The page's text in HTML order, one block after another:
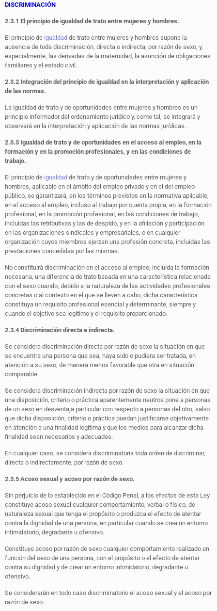
DISCRIMINACIÓN
2.3.1 El principio de igualdad de trato entre mujeres y hombres.
El principio de igualdad de trato entre mujeres y hombres supone la
ausencia de toda discriminación, directa o indirecta, por razón de sexo, y,
especialmente, las derivadas de la maternidad, la asunción de obligaciones
familiares y el estado civil.
2.3.2 Integración del principio de igualdad en la interpretación y aplicación
de las normas.
La igualdad de trato y de oportunidades entre mujeres y hombres es un
principio informador del ordenamiento jurídico y, como tal, se integrará y
observará en la interpretación y aplicación de las normas jurídicas.
2.3.3 Igualdad de trato y de oportunidades en el acceso al empleo, en la
formación y en la promoción profesionales, y en las condiciones de
trabajo.
El principio de igualdad de trato y de oportunidades entre mujeres y
hombres, aplicable en el ámbito del empleo privado y en el del empleo
público, se garantizará, en los términos previstos en la normativa aplicable,
en el acceso al empleo, incluso al trabajo por cuenta propia, en la formación
profesional, en la promoción profesional, en las condiciones de trabajo,
incluidas las retributivas y las de despido, y en la afiliación y participación
en las organizaciones sindicales y empresariales, o en cualquier
organización cuyos miembros ejerzan una profesión concreta, incluidas las
prestaciones concedidas por las mismas.
No constituirá discriminación en el acceso al empleo, incluida la formación
necesaria, una diferencia de trato basada en una característica relacionada
con el sexo cuando, debido a la naturaleza de las actividades profesionales
concretas o al contexto en el que se lleven a cabo, dicha característica
constituya un requisito profesional esencial y determinante, siempre y
cuando el objetivo sea legítimo y el requisito proporcionado.
2.3.4 Discriminación directa e indirecta.
Se considera discriminación directa por razón de sexo la situación en que
se encuentra una persona que sea, haya sido o pudiera ser tratada, en
atención a su sexo, de manera menos favorable que otra en situación
comparable.
Se considera discriminación indirecta por razón de sexo la situación en que
una disposición, criterio o práctica aparentemente neutros pone a personas
de un sexo en desventaja particular con respecto a personas del otro, salvo
que dicha disposición, criterio o práctica puedan justificarse objetivamente
en atención a una finalidad legítima y que los medios para alcanzar dicha
finalidad sean necesarios y adecuados.
En cualquier caso, se considera discriminatoria toda orden de discriminar,
directa o indirectamente, por razón de sexo.
2.3.5 Acoso sexual y acoso por razón de sexo.
Sin perjuicio de lo establecido en el Código Penal, a los efectos de esta Ley
constituye acoso sexual cualquier comportamiento, verbal o físico, de
naturaleza sexual que tenga el propósito o produzca el efecto de atentar
contra la dignidad de una persona, en particular cuando se crea un entorno
intimidatorio, degradante u ofensivo.
Constituye acoso por razón de sexo cualquier comportamiento realizado en
función del sexo de una persona, con el propósito o el efecto de atentar
contra su dignidad y de crear un entorno intimidatorio, degradante u
ofensivo.
Se considerarán en todo caso discriminatorio el acoso sexual y el acoso por
razón de sexo.